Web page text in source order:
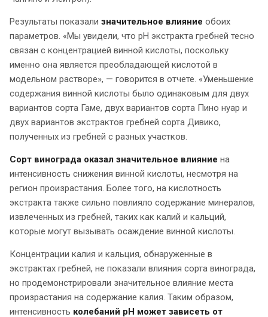
Результаты показали значительное влияние обоих
параметров. «Мы увидели, что рН экстракта гребней тесно
связан с концентрацией винной кислоты, поскольку
именно она является преобладающей кислотой в
модельном растворе», — говорится в отчете. «Уменьшение
содержания винной кислоты было одинаковым для двух
вариантов сорта Гаме, двух вариантов сорта Пино нуар и
двух вариантов экстрактов гребней сорта Дивико,
полученных из гребней с разных участков.
Сорт винограда оказал значительное влияние на
интенсивность снижения винной кислоты, несмотря на
регион произрастания. Более того, на кислотность
экстракта также сильно повлияло содержание минералов,
извлеченных из гребней, таких как калий и кальций,
которые могут вызывать осаждение винной кислоты.
Концентрации калия и кальция, обнаруженные в
экстрактах гребней, не показали влияния сорта винограда,
но продемонстрировали значительное влияние места
произрастания на содержание калия. Таким образом,
интенсивность колебаний pH может зависеть от